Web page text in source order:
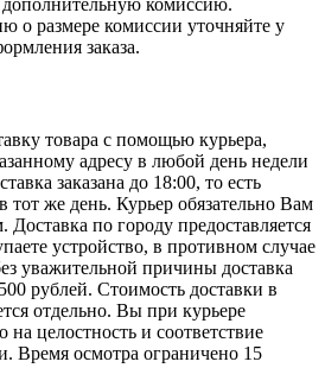
о размере комиссии уточняйте у
заказа.
товара с помощью курьера,
адресу в любой день недели
заказана до 18:00, то есть
тот же день. Курьер обязательно Вам
Доставка по городу предоставляется
устройство, в противном случае
уважительной причины доставка
рублей. Стоимость доставки в
отдельно. Вы при курьере
на целостность и соответствие
Время осмотра ограничено 15